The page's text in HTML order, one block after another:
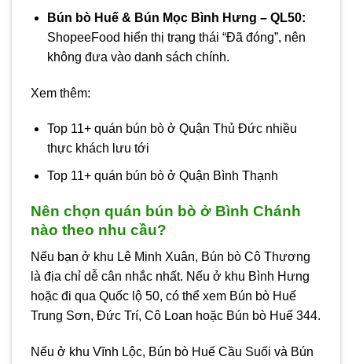
Bún bò Huế & Bún Mọc Bình Hưng – QL50:
ShopeeFood hiển thị trạng thái “Đã đóng”, nên
không đưa vào danh sách chính.
Xem thêm:
Top 11+ quán bún bò ở Quận Thủ Đức nhiều
thực khách lưu tới
Top 11+ quán bún bò ở Quận Bình Thạnh
Nên chọn quán bún bò ở Bình Chánh
nào theo nhu cầu?
Nếu bạn ở khu Lê Minh Xuân, Bún bò Cô Thương
là địa chỉ dễ cân nhắc nhất. Nếu ở khu Bình Hưng
hoặc đi qua Quốc lộ 50, có thể xem Bún bò Huế
Trung Sơn, Đức Trí, Cô Loan hoặc Bún bò Huế 344.
Nếu ở khu Vĩnh Lộc, Bún bò Huế Cầu Suối và Bún